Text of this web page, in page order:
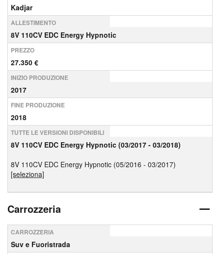
Kadjar
ALLESTIMENTO
8V 110CV EDC Energy Hypnotic
PREZZO
27.350 €
INIZIO PRODUZIONE
2017
FINE PRODUZIONE
2018
TUTTE LE VERSIONI DISPONIBILI
8V 110CV EDC Energy Hypnotic (03/2017 - 03/2018)
8V 110CV EDC Energy Hypnotic (05/2016 - 03/2017)
[seleziona]
Carrozzeria
CARROZZERIA
Suv e Fuoristrada